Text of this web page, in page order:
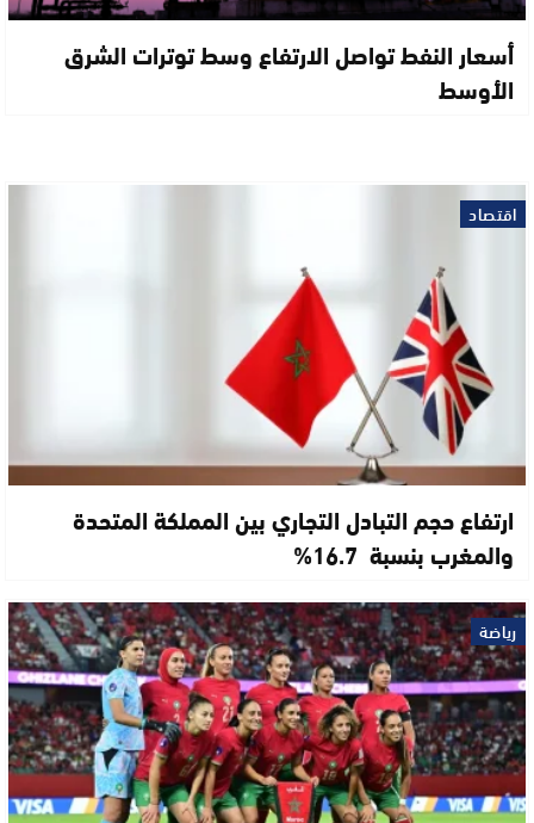
أسعار النفط تواصل الارتفاع وسط توترات الشرق
الأوسط
اقتصاد
ارتفاع حجم التبادل التجاري بين المملكة المتحدة
والمغرب بنسبة 16.7%
رياضة